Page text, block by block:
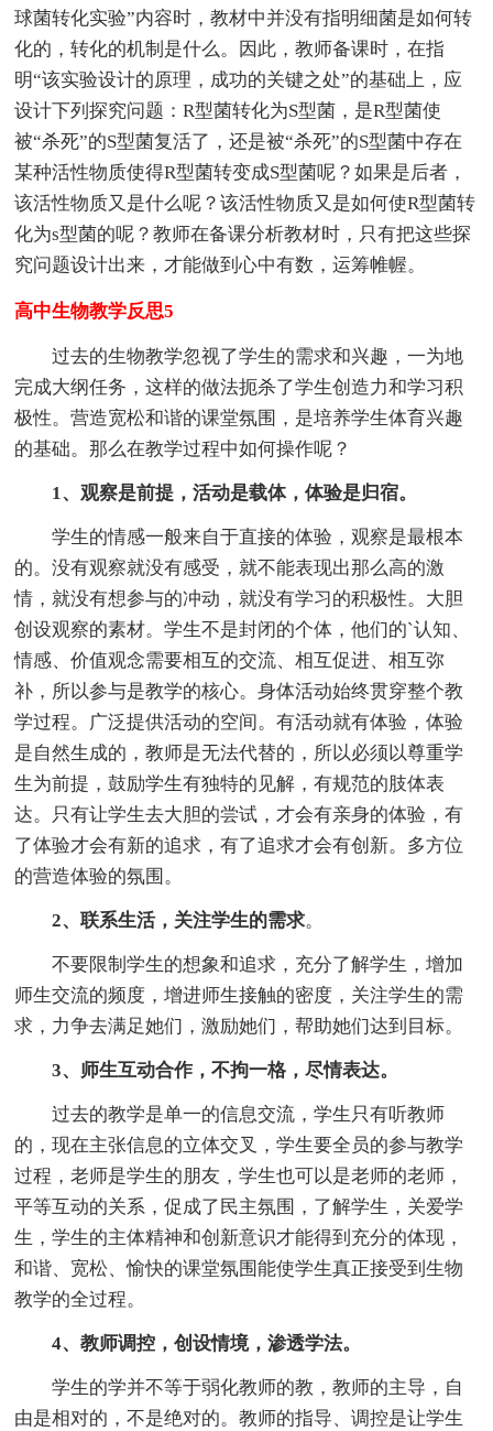
球菌转化实验”内容时，教材中并没有指明细菌是如何转
化的，转化的机制是什么。因此，教师备课时，在指
明“该实验设计的原理，成功的关键之处”的基础上，应
设计下列探究问题：R型菌转化为S型菌，是R型菌使
被“杀死”的S型菌复活了，还是被“杀死”的S型菌中存在
某种活性物质使得R型菌转变成S型菌呢？如果是后者，
该活性物质又是什么呢？该活性物质又是如何使R型菌转
化为s型菌的呢？教师在备课分析教材时，只有把这些探
究问题设计出来，才能做到心中有数，运筹帷幄。
高中生物教学反思5
过去的生物教学忽视了学生的需求和兴趣，一为地
完成大纲任务，这样的做法扼杀了学生创造力和学习积
极性。营造宽松和谐的课堂氛围，是培养学生体育兴趣
的基础。那么在教学过程中如何操作呢？
1、观察是前提，活动是载体，体验是归宿。
学生的情感一般来自于直接的体验，观察是最根本
的。没有观察就没有感受，就不能表现出那么高的激
情，就没有想参与的冲动，就没有学习的积极性。大胆
创设观察的素材。学生不是封闭的个体，他们的`认知、
情感、价值观念需要相互的交流、相互促进、相互弥
补，所以参与是教学的核心。身体活动始终贯穿整个教
学过程。广泛提供活动的空间。有活动就有体验，体验
是自然生成的，教师是无法代替的，所以必须以尊重学
生为前提，鼓励学生有独特的见解，有规范的肢体表
达。只有让学生去大胆的尝试，才会有亲身的体验，有
了体验才会有新的追求，有了追求才会有创新。多方位
的营造体验的氛围。
2、联系生活，关注学生的需求。
不要限制学生的想象和追求，充分了解学生，增加
师生交流的频度，增进师生接触的密度，关注学生的需
求，力争去满足她们，激励她们，帮助她们达到目标。
3、师生互动合作，不拘一格，尽情表达。
过去的教学是单一的信息交流，学生只有听教师
的，现在主张信息的立体交叉，学生要全员的参与教学
过程，老师是学生的朋友，学生也可以是老师的老师，
平等互动的关系，促成了民主氛围，了解学生，关爱学
生，学生的主体精神和创新意识才能得到充分的体现，
和谐、宽松、愉快的课堂氛围能使学生真正接受到生物
教学的全过程。
4、教师调控，创设情境，渗透学法。
学生的学并不等于弱化教师的教，教师的主导，自
由是相对的，不是绝对的。教师的指导、调控是让学生